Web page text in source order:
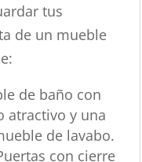
tus
de un mueble
de baño con
atractivo y una
de lavabo.
con cierre